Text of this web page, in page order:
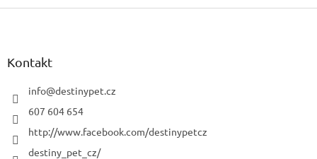
Z
Kontakt
info@destinypet.cz
607 604 654
http://www.facebook.com/destinypetcz
destiny_pet_cz/